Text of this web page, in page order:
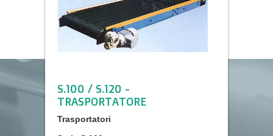
S.100 / S.120 -
TRASPORTATORE
Trasportatori